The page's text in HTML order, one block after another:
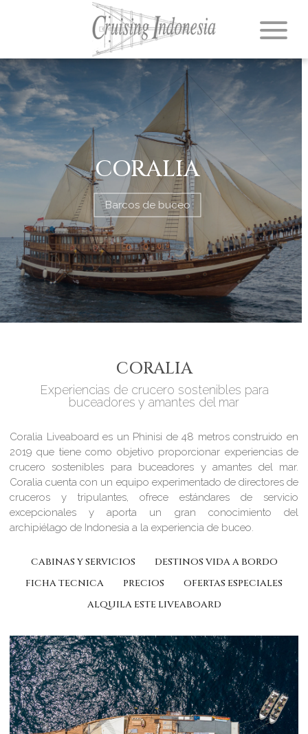
CORALIA
Barcos de buceo
CORALIA
Experiencias de crucero sostenibles para
buceadores y amantes del mar
Coralia Liveaboard es un Phinisi de 48 metros construido en
2019 que tiene como objetivo proporcionar experiencias de
crucero sostenibles para buceadores y amantes del mar.
Coralia cuenta con un equipo experimentado de directores de
cruceros y tripulantes, ofrece estándares de servicio
excepcionales y aporta un gran conocimiento del
archipiélago de Indonesia a la experiencia de buceo.
CABINAS Y SERVICIOS
DESTINOS VIDA A BORDO
FICHA TECNICA
PRECIOS
OFERTAS ESPECIALES
ALQUILA ESTE LIVEABOARD